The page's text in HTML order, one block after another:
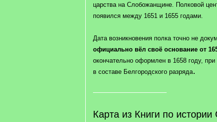
царства на Слобожанщине. Полковой
появился между 1651 и 1655 годами.
Дата возникновения полка точно не
официально вёл своё основание от
окончательно оформлен в 1658 году,
в составе Белгородского разряда.
Карта из Книги по истории